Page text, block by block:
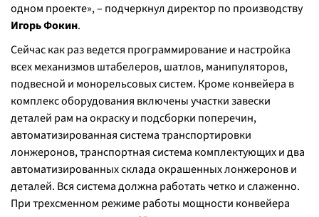
одном проекте», – подчеркнул директор по производству
Игорь Фокин.
Сейчас как раз ведется программирование и настройка
всех механизмов штабелеров, шатлов, манипуляторов,
подвесной и монорельсовых систем. Кроме конвейера в
комплекс оборудования включены участки завески
деталей рам на окраску и подсборки поперечин,
автоматизированная система транспортировки
лонжеронов, транспортная система комплектующих и два
автоматизированных склада окрашенных лонжеронов и
деталей. Вся система должна работать четко и слаженно.
При трехсменном режиме работы мощности конвейера